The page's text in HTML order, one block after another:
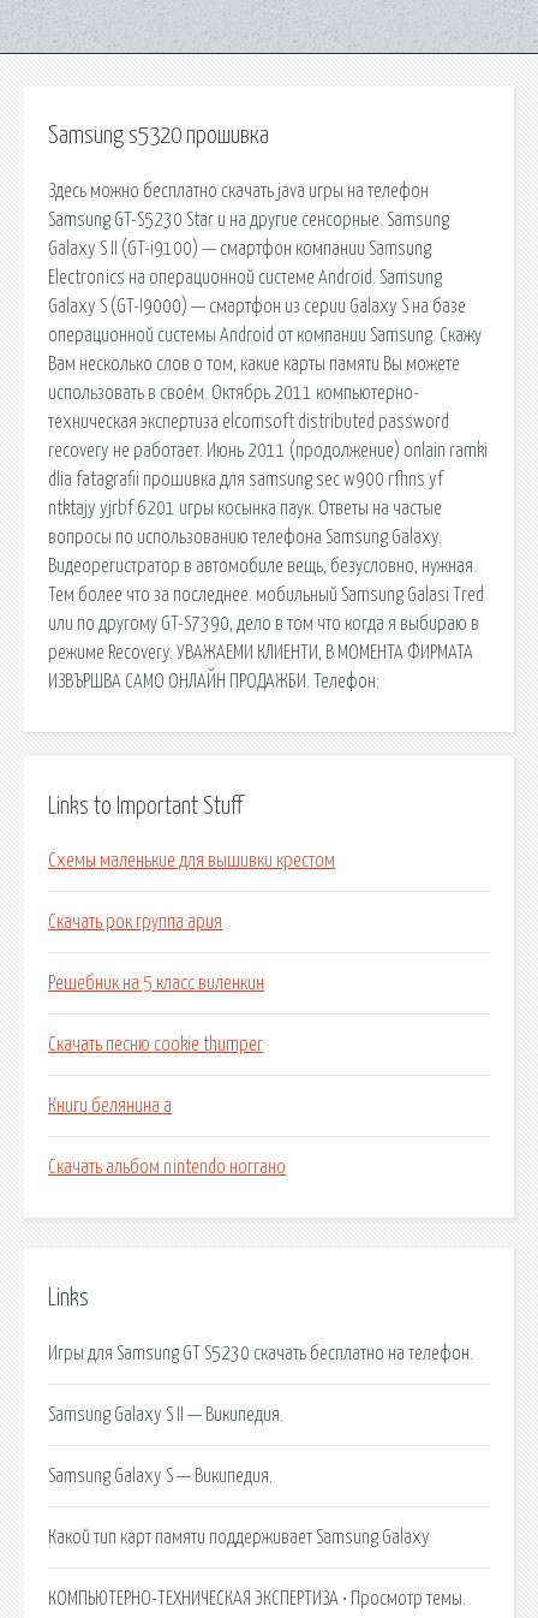
Samsung s5320 прошивка
Здесь можно бесплатно скачать java игры на телефон
Samsung GT-S5230 Star и на другие сенсорные. Samsung
Galaxy S II (GT-i9100) — смартфон компании Samsung
Electronics на операционной системе Android. Samsung
Galaxy S (GT-I9000) — смартфон из серии Galaxy S на базе
операционной системы Android от компании Samsung. Скажу
Вам несколько слов о том, какие карты памяти Вы можете
использовать в своём. Октябрь 2011 компьютерно-
техническая экспертиза elcomsoft distributed password
recovery не работает. Июнь 2011 (продолжение) onlain ramki
dlia fatagrafii прошивка для samsung sec w900 rfhns yf
ntktajy yjrbf 6201 игры косынка паук. Ответы на частые
вопросы по использованию телефона Samsung Galaxy.
Видеорегистратор в автомобиле вещь, безусловно, нужная.
Тем более что за последнее. мобильный Samsung Galasi Tred
или по другому GT-S7390, дело в том что когда я выбираю в
режиме Recovery. УВАЖАЕМИ КЛИЕНТИ, В МОМЕНТА ФИРМАТА
ИЗВЪРШВА САМО ОНЛАЙН ПРОДАЖБИ. Телефон:
Links to Important Stuff
Схемы маленькие для вышивки крестом
Скачать рок группа ария
Решебник на 5 класс виленкин
Скачать песню cookie thumper
Книги белянина а
Скачать альбом nintendo ноггано
Links
Игры для Samsung GT S5230 скачать бесплатно на телефон.
Samsung Galaxy S II — Википедия.
Samsung Galaxy S — Википедия.
Какой тип карт памяти поддерживает Samsung Galaxy
КОМПЬЮТЕРНО-ТЕХНИЧЕСКАЯ ЭКСПЕРТИЗА • Просмотр темы.